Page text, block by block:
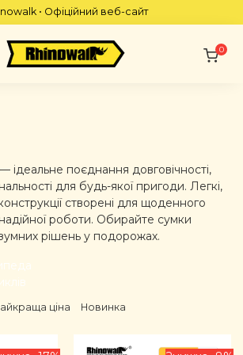
• Офіційний веб-сайт
0
ідеальне поєднання довговічності,
для будь-якої пригоди. Легкі,
створені для щоденного
роботи. Обирайте сумки
рішень у подорожах.
ціна Новинка